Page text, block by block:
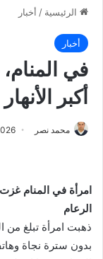
الرئيسية / أخبار
أخبار
في
أكبر
محمد نصر
امرأة في المنام غزت
الرعام
بدون سترة نجاة